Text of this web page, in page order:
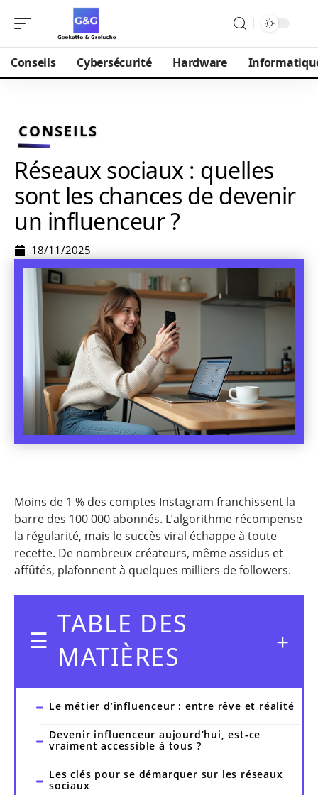
Conseils Cybersécurité Hardware
CONSEILS
Réseaux sociaux : quelles
sont les chances de devenir
un influenceur ?
18/11/2025
Moins de 1 % des comptes Instagram franchissent la
barre des 100 000 abonnés. L’algorithme récompense
la régularité, mais le succès viral échappe à toute
recette. De nombreux créateurs, même assidus et
affûtés, plafonnent à quelques milliers de followers.
TABLE DES
MATIÈRES
Le métier d’influenceur : entre rêve et réalité
Devenir influenceur aujourd’hui, est-ce
vraiment accessible à tous ?
Les clés pour se démarquer sur les réseaux
sociaux